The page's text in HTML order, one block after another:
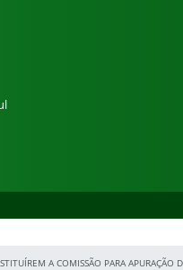
A COMISSÃO PARA APURAÇÃO